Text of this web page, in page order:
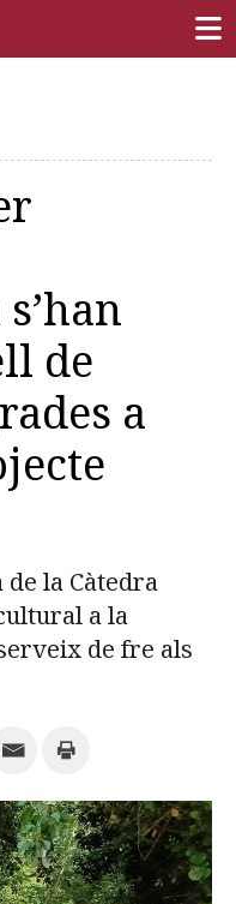
de
a
la Càtedra
a la
de fre als